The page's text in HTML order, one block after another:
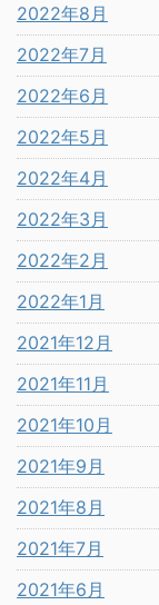
2022年8月
2022年7月
2022年6月
2022年5月
2022年4月
2022年3月
2022年2月
2022年1月
2021年12月
2021年11月
2021年10月
2021年9月
2021年8月
2021年7月
2021年6月